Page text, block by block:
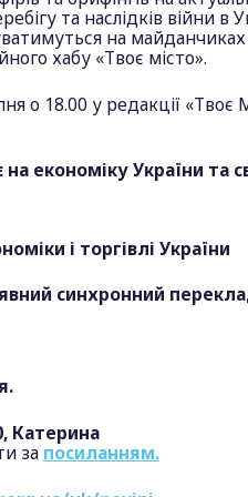
та наслідків війни в
на майданчиках
хабу «Твоє місто».
о 18.00 у редакції «Твоє
економіку України та
і торгівлі України
синхронний
Катерина
за посиланням.